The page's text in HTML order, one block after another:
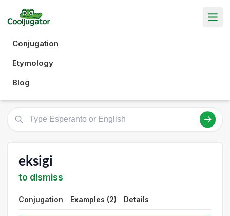
Conjugation
Etymology
Blog
eksigi
to dismiss
Conjugation Examples (2) Details